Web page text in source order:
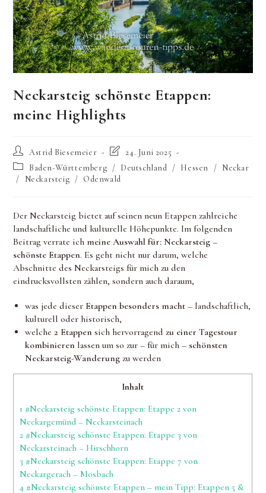
Neckarsteig schönste Etappen:
meine Highlights
Beitrags-
Autor:
Astrid Biesemeier
Beitrag
zuletzt
geändert
am:
24. Juni 2025
Beitrags-
Kategorie:
Baden-Württemberg / Deutschland / Hessen / Neckar
/
Neckarsteig / Odenwald
Der Neckarsteig bietet auf seinen neun Etappen zahlreiche
landschaftliche und kulturelle Höhepunkte. Im folgenden
Beitrag verrate ich meine Auswahl für: Neckarsteig –
schönste Etappen. Es geht nicht nur darum, welche
Abschnitte des Neckarsteigs für mich zu den
eindrucksvollsten zählen, sondern auch daraum,
was jede dieser Etappen besonders macht – landschaftlich,
kulturell oder historisch,
welche2 Etappen sich hervorragendzu einer Tagestour
kombinieren lassen um so zur – für mich – schönsten
Neckarsteig-Wanderungzu werden
Inhalt
1 #Neckarsteig schönste Etappen: Etappe 2 von
Neckargemünd – Neckarsteinach
2 #Neckarsteig schönste Etappen: Etappe 3 von
Neckarsteinach – Hirschhorn
3 #Neckarsteig schönste Etappen: Etappe 7 von
Neckargerach – Mosbach
4 #Neckarsteig schönste Etappen – mein Tipp: Etappen 5 &